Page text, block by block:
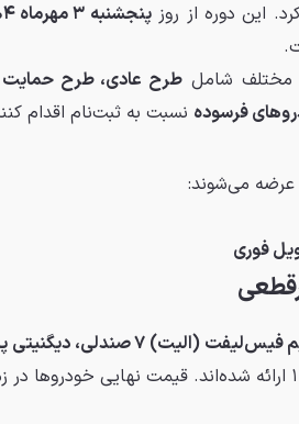
پنجشنبه ۳ مهرماه ۱۴۰۴
مختلف شامل طرح عادی، طرح حمایت
فرسوده نسبت به ثبت‌نام اقدام
عرضه می‌شوند:
فوری
فیدلیتی پرایم فیس‌لیفت (الیت)
با موعد تحویل پاییز و زمستان ۱۴۰۴ ارائه شده‌اند. قیمت